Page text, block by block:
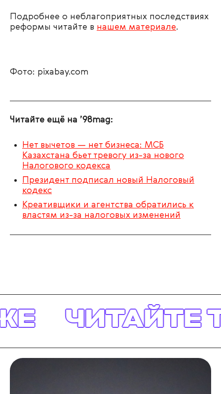
Подробнее о неблагоприятных последствиях
реформы читайте в нашем материале.
Фото: pixabay.com
Читайте ещё на ’98mag:
Нет вычетов — нет бизнеса: МСБ
Казахстана бьет тревогу из-за нового
Налогового кодекса
Президент подписал новый Налоговый
кодекс
Креативщики и агентства обратились к
властям из-за налоговых изменений
ЧИТАЙТЕ